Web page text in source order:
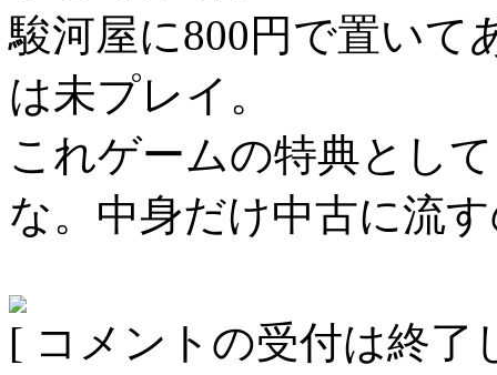
駿河屋に800円で置いて
は未プレイ。
これゲームの特典とし
な。中身だけ中古に流
[ コメントの受付は終了